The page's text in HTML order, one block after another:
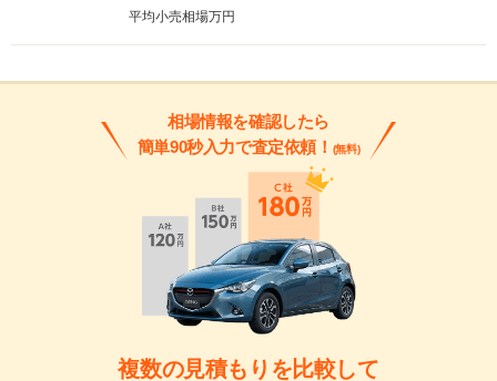
平均小売相場万円
相場情報を確認したら
簡単90秒入力で査定依頼！ (無料)
複数の見積もりを比較して